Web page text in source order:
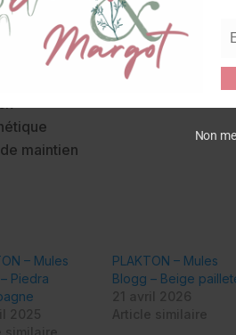
maintien
– Mules
Piedra
PLAKTON – Mules
Blogg – Beige
Non